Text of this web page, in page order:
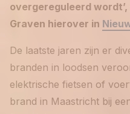
overgereguleerd
Graven hierover in
De laatste jaren zijn er
branden in loodsen
elektrische fietsen of
brand in Maastricht bij